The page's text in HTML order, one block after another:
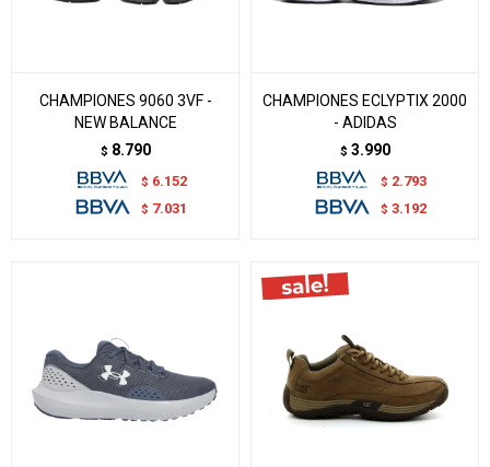
CHAMPIONES 9060 3VF -
NEW BALANCE
$ 8.790
$ 6.152
$ 7.031
CHAMPIONES ECLYPTIX 2000
- ADIDAS
$ 3.990
$ 2.793
$ 3.192